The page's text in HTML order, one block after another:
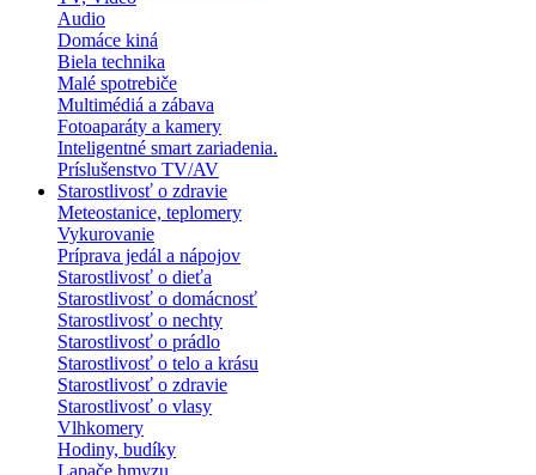
Audio
Domáce kiná
Biela technika
Malé spotrebiče
Multimédiá a zábava
Fotoaparáty a kamery
Inteligentné smart zariadenia.
Príslušenstvo TV/AV
Starostlivosť o zdravie
Meteostanice, teplomery
Vykurovanie
Príprava jedál a nápojov
Starostlivosť o dieťa
Starostlivosť o domácnosť
Starostlivosť o nechty
Starostlivosť o prádlo
Starostlivosť o telo a krásu
Starostlivosť o zdravie
Starostlivosť o vlasy
Vlhkomery
Hodiny, budíky
Lapače hmyzu